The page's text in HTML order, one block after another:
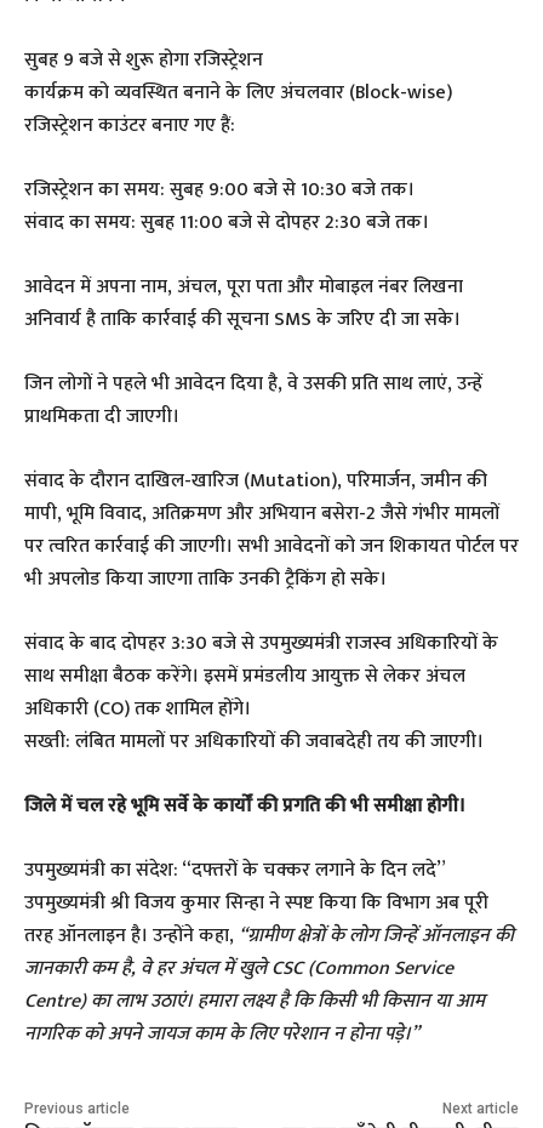
​सुबह 9 बजे से शुरू होगा रजिस्ट्रेशन
​कार्यक्रम को व्यवस्थित बनाने के लिए अंचलवार (Block-wise)
रजिस्ट्रेशन काउंटर बनाए गए हैं:
​रजिस्ट्रेशन का समय: सुबह 9:00 बजे से 10:30 बजे तक।
​संवाद का समय: सुबह 11:00 बजे से दोपहर 2:30 बजे तक।
आवेदन में अपना नाम, अंचल, पूरा पता और मोबाइल नंबर लिखना
अनिवार्य है ताकि कार्रवाई की सूचना SMS के जरिए दी जा सके।
​जिन लोगों ने पहले भी आवेदन दिया है, वे उसकी प्रति साथ लाएं, उन्हें
प्राथमिकता दी जाएगी।
​संवाद के दौरान दाखिल-खारिज (Mutation), परिमार्जन, जमीन की
मापी, भूमि विवाद, अतिक्रमण और अभियान बसेरा-2 जैसे गंभीर मामलों
पर त्वरित कार्रवाई की जाएगी। सभी आवेदनों को जन शिकायत पोर्टल पर
भी अपलोड किया जाएगा ताकि उनकी ट्रैकिंग हो सके।
​संवाद के बाद दोपहर 3:30 बजे से उपमुख्यमंत्री राजस्व अधिकारियों के
साथ समीक्षा बैठक करेंगे। इसमें प्रमंडलीय आयुक्त से लेकर अंचल
अधिकारी (CO) तक शामिल होंगे।
​सख्ती: लंबित मामलों पर अधिकारियों की जवाबदेही तय की जाएगी।
जिले में चल रहे भूमि सर्वे के कार्यों की प्रगति की भी समीक्षा होगी।
​उपमुख्यमंत्री का संदेश: “दफ्तरों के चक्कर लगाने के दिन लदे”
​उपमुख्यमंत्री श्री विजय कुमार सिन्हा ने स्पष्ट किया कि विभाग अब पूरी
तरह ऑनलाइन है। उन्होंने कहा, “ग्रामीण क्षेत्रों के लोग जिन्हें ऑनलाइन की
जानकारी कम है, वे हर अंचल में खुलेCSC (Common Service
Centre)का लाभ उठाएं। हमारा लक्ष्य है कि किसी भी किसान या आम
नागरिक को अपने जायज काम के लिए परेशान न होना पड़े।”
Previous article Next article